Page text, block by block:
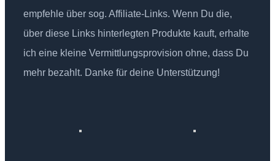
empfehle über sog. Affiliate-Links. Wenn Du die,
über diese Links hinterlegten Produkte kauft, erhalte
ich eine kleine Vermittlungsprovision ohne, dass Du
mehr bezahlt. Danke für deine Unterstützung!